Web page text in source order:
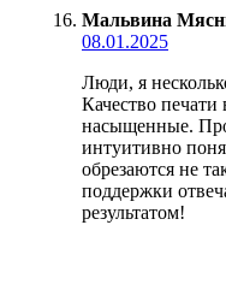
Мальвина
08.01.2025
Люди, я
Качество печати
насыщенные.
интуитивно
обрезаются не
поддержки
результатом!